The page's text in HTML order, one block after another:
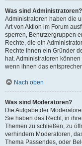
Was sind Administratoren?
Administratoren haben die
Art von Aktion im Forum
sperren, Benutzergruppen
Rechte, die ein
Rechte ihnen ein Gründer
hat. Administratoren
wenn ihnen das
Nach oben
Was sind Moderatoren?
Die Aufgabe der
Sie haben das Recht, in
Themen zu schließen, zu
verhindern Moderatoren,
Thema Passendes, oder